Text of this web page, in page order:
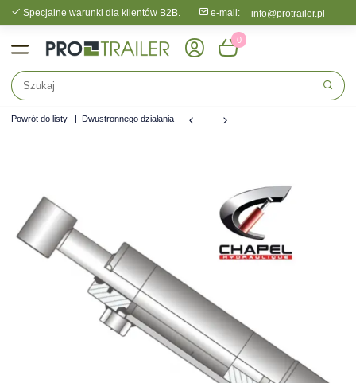
Specjalne warunki dla klientów B2B. e-mail: info@protrailer.pl
0
Powrót do listy Dwustronnego działania